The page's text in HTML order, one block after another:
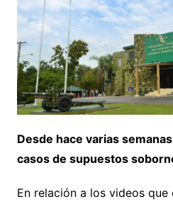
Desde hace varias
casos de supuestos
En relación a los videos que